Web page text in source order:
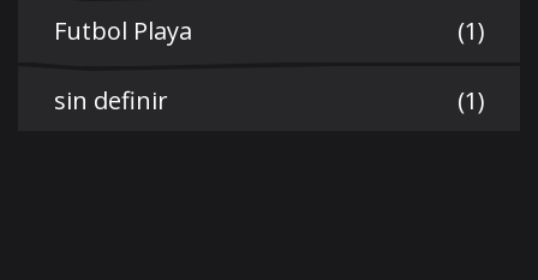
Futbol Playa (1)
sin definir (1)